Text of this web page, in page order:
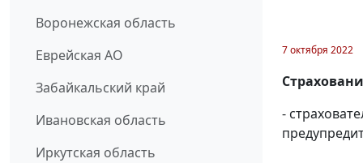
Воронежская область
Еврейская АО
Забайкальский край
Ивановская область
Иркутская область
7 октября 2022
-